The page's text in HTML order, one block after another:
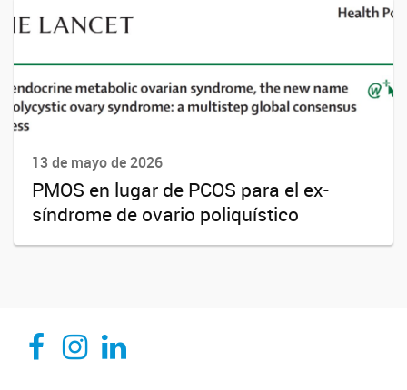
13 de mayo de 2026
PMOS en lugar de PCOS para el ex-
síndrome de ovario poliquístico
CEDIE, Centro de Investigaciones Endocrinológicas Dr. César Bergadá
CEDIE, Centro de Investigaciones Endocrinológicas Dr. César Bergadá
CEDIE, Centro de Investigaciones Endocrinológicas Dr. César Bergadá